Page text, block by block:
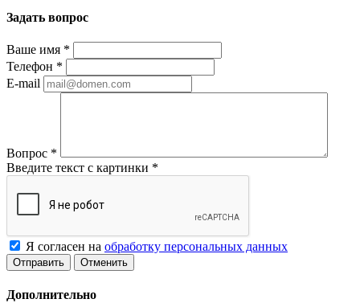
Задать вопрос
Ваше имя *
Телефон *
E-mail
Вопрос *
Введите текст с картинки *
Я согласен на обработку персональных данных
Отменить
Дополнительно